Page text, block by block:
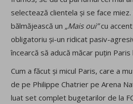
selectează clientela și se face miez.
bălmăjească un „Mais oui”cu
obligatoriu și-un ridicat pasiv-
încearcă să aducă măcar puțin
Cum a făcut și micul Paris, care a
de pe Philippe Chatrier pe Arena
luat set complet bugetarilor de la